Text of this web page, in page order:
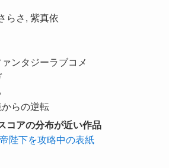
らさ, 紫真依
ンタジーラブコメ
らの逆転
コアの分布が近い作品